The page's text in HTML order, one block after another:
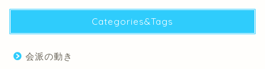
Categories&Tags
会派の動き